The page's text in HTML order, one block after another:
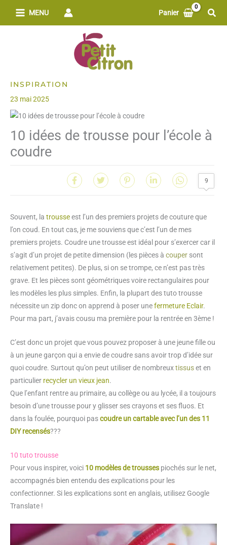
MENU Panier
INSPIRATION
23 mai 2025
10 idées de trousse pour l’école à
coudre
9
Souvent, la trousseest l’un des premiers projets de couture que
l’on coud. En tout cas, je me souviens que c’est l’un de mes
premiers projets. Coudre une trousse est idéal pour s’exercer car il
s’agit d’un projet de petite dimension (les pièces à couper sont
relativement petites). De plus, si on se trompe, ce n’est pas très
grave. Et les pièces sont géométriques voire rectangulaires pour
les modèles les plus simples. Enfin, la plupart des tuto trousse
nécessite un zip donc on apprend à poser unefermeture Eclair.
Pour ma part, j’avais cousu ma première pour la rentrée en 3ème !
C’est donc un projet que vous pouvez proposer à une jeune fille ou
à un jeune garçon qui a envie de coudre sans avoir trop d’idée sur
quoi coudre. Surtout qu’on peut utiliser de nombreuxtissuset en
particulier recycler un vieux jean.
Que l’enfant rentre au primaire, au collège ou au lycée, il a toujours
besoin d’une trousse pour y glisser ses crayons et ses fluos. Et
dans la foulée, pourquoi pascoudre un cartable avec l’un des 11
DIY recensés???
10 tuto trousse
Pour vous inspirer, voici 10 modèles de trousses piochés sur le net,
accompagnés bien entendu des explications pour les
confectionner. Si les explications sont en anglais, utilisez Google
Translate !